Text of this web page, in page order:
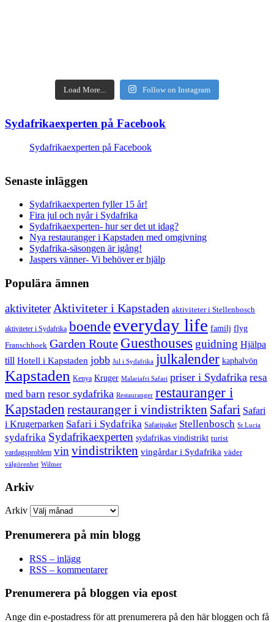
Load More... Follow on Instagram
Sydafrikaexperten på Facebook
Sydafrikaexperten på Facebook
Senaste inläggen
Sydafrikaexperten fyller 15 år!
Fira jul och nyår i Sydafrika
Sydafrikaexperten- hur ser det ut idag?
Nya restauranger i Kapstaden med omgivning
Sydafrika-säsongen är igång!
Jaspers vänner- Vi behöver er hjälp
Populära ämnen
aktiviteter Aktiviteter i Kapstaden aktiviteter i Stellenbosch
aktiviteter i Sydafrika boende everyday life familj flyg
Franschhoek Garden Route Guesthouses guidning Hjälpa
till Hotell i Kapstaden jobb Jul i Sydafrika julkalender kaphalvön
Kapstaden Kenya Kruger Malariafri Safari priser i Sydafrika resa
med barn resor sydafrika Restauranger restauranger i
Kapstaden restauranger i vindistrikten Safari Safari
i Krugerparken Safari i Sydafrika Safaripaket Stellenbosch St Lucia
sydafrika Sydafrikaexperten sydafrikas vindistrikt turist
vardagsproblem vin vindistrikten vingårdar i Sydafrika väder
välgörenhet Wilmer
Arkiv
Arkiv
Prenumerera på min blogg
RSS – inlägg
RSS – kommentarer
Prenumerera på bloggen via epost
Ange din e-postadress för att prenumerera på den här bloggen och få